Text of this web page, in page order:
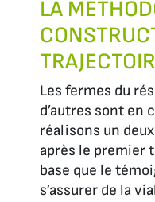
LA
Les fermes du
d’autres sont en
réalisons un
après le premier
base que le
s’assurer de la